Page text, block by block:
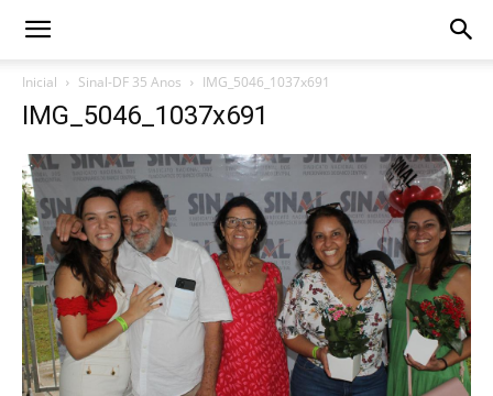
Inicial Sinal-DF 35 Anos IMG_5046_1037x691
IMG_5046_1037x691